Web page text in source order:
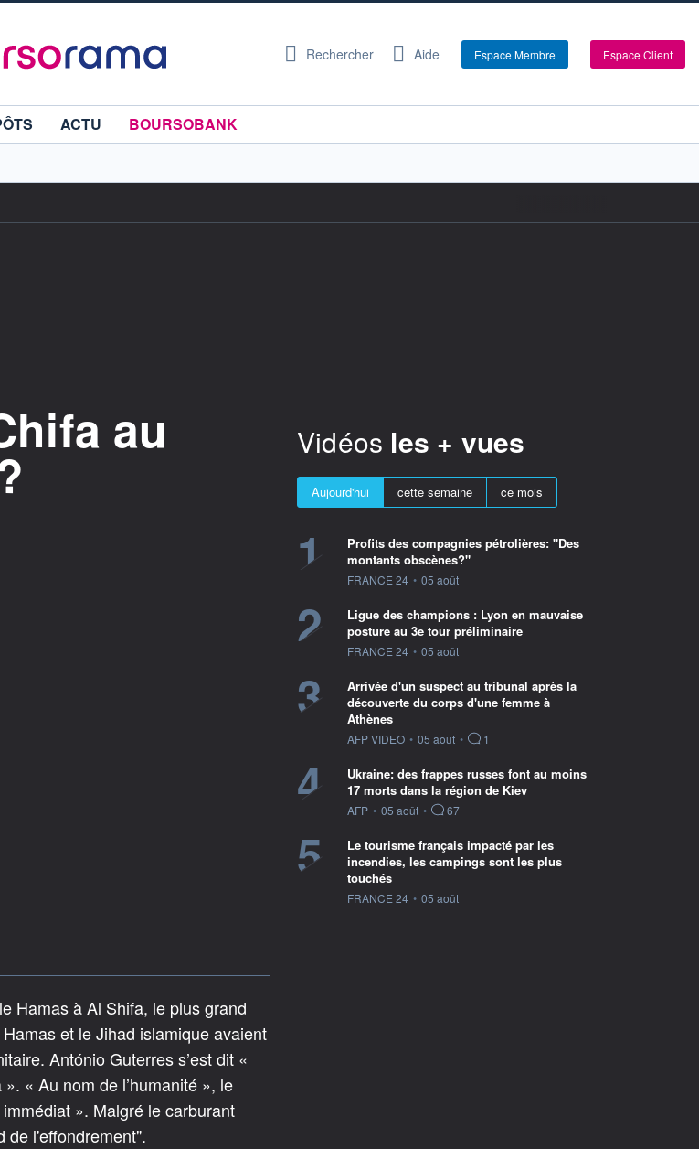
Rechercher Aide Espace Membre Espace Client
ACTU
BOURSOBANK
au
Hamas à Al Shifa, le plus grand
et le Jihad islamique avaient
António Guterres s’est dit «
« Au nom de l’humanité », le
». Malgré le carburant
de l'effondrement".
Vidéos les + vues
Aujourd'hui cette semaine ce mois
1
Profits des compagnies pétrolières: "Des
montants obscènes?"
information fournie par
FRANCE 24 • 05 août
2
Ligue des champions : Lyon en mauvaise
posture au 3e tour préliminaire
information fournie par
FRANCE 24 • 05 août
3
Arrivée d'un suspect au tribunal après la
découverte du corps d'une femme à
Athènes
information fournie par
AFP VIDEO • 05 août • 1
4
Ukraine: des frappes russes font au moins
17 morts dans la région de Kiev
information fournie par
AFP • 05 août • 67
5
Le tourisme français impacté par les
incendies, les campings sont les plus
touchés
information fournie par
FRANCE 24 • 05 août